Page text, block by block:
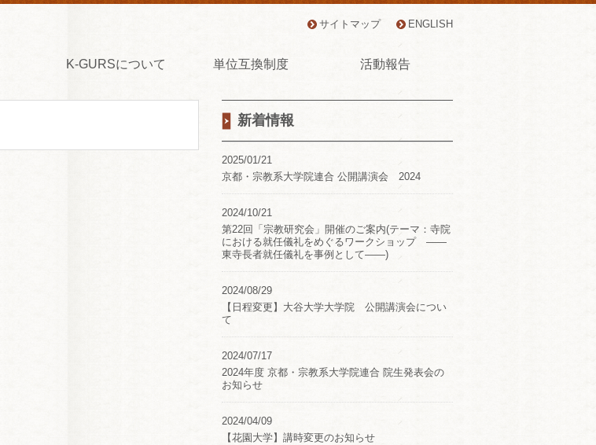
サイトマップ ENGLISH
K-GURSについて 単位互換制度 活動報告
新着情報
2025/01/21
京都・宗教系大学院連合 公開講演会 2024
2024/10/21
第22回「宗教研究会」開催のご案内(テーマ：寺院
における就任儀礼をめぐるワークショップ ――
東寺長者就任儀礼を事例として――)
2024/08/29
【日程変更】大谷大学大学院 公開講演会につい
て
2024/07/17
2024年度 京都・宗教系大学院連合 院生発表会の
お知らせ
2024/04/09
【花園大学】講時変更のお知らせ